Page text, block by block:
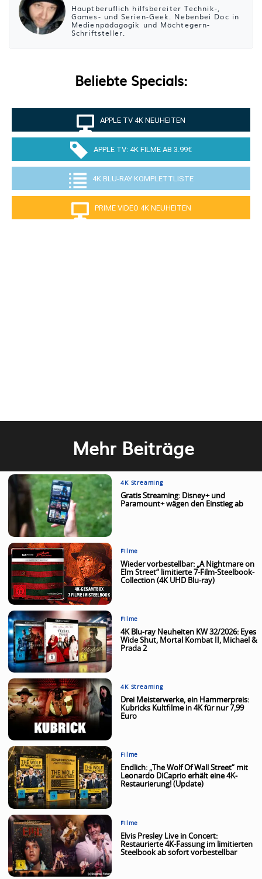
Hauptberuflich hilfsbereiter Technik-,
Games- und Serien-Geek. Nebenbei Doc in
Medienpädagogik und Möchtegern-
Schriftsteller.
Beliebte Specials:
APPLE TV 4K NEUHEITEN
APPLE TV: 4K FILME AB 3.99€
4K BLU-RAY KOMPLETTLISTE
PRIME VIDEO 4K NEUHEITEN
Mehr Beiträge
4K Streaming
Gratis Streaming: Disney+ und
Paramount+ wägen den Einstieg ab
Filme
Wieder vorbestellbar: „A Nightmare on
Elm Street“ limitierte 7-Film-Steelbook-
Collection (4K UHD Blu-ray)
Filme
4K Blu-ray Neuheiten KW 32/2026: Eyes
Wide Shut, Mortal Kombat II, Michael &
Prada 2
4K Streaming
Drei Meisterwerke, ein Hammerpreis:
Kubricks Kultfilme in 4K für nur 7,99
Euro
Filme
Endlich: „The Wolf Of Wall Street“ mit
Leonardo DiCaprio erhält eine 4K-
Restaurierung! (Update)
Filme
Elvis Presley Live in Concert:
Restaurierte 4K-Fassung im limitierten
Steelbook ab sofort vorbestellbar